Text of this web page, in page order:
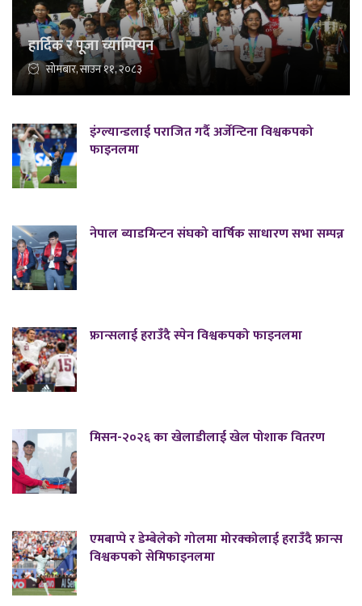
हार्दिक र पूजा च्याम्पियन
सोमबार, साउन ११, २०८३
इंग्ल्यान्डलाई पराजित गर्दै अर्जेन्टिना विश्वकपको
फाइनलमा
नेपाल ब्याडमिन्टन संघको वार्षिक साधारण सभा सम्पन्न
फ्रान्सलाई हराउँदै स्पेन विश्वकपको फाइनलमा
मिसन-२०२६ का खेलाडीलाई खेल पोशाक वितरण
एमबाप्पे र डेम्बेलेको गोलमा मोरक्कोलाई हराउँदै फ्रान्स
विश्वकपको सेमिफाइनलमा